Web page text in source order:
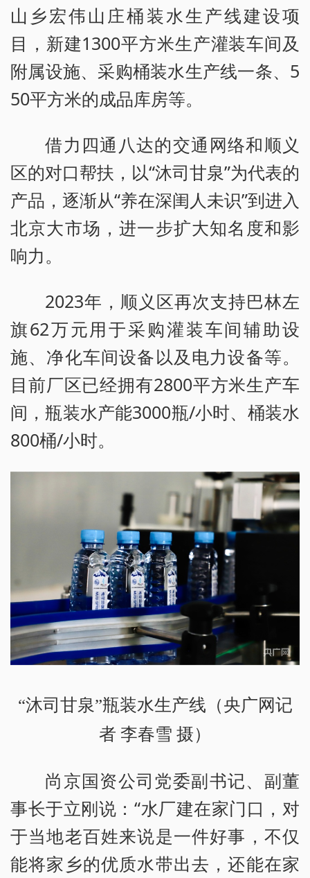
山乡宏伟山庄桶装水生产线建设项
目，新建1300平方米生产灌装车间及
附属设施、采购桶装水生产线一条、5
50平方米的成品库房等。
借力四通八达的交通网络和顺义
区的对口帮扶，以“沐司甘泉”为代表的
产品，逐渐从“养在深闺人未识”到进入
北京大市场，进一步扩大知名度和影
响力。
2023年，顺义区再次支持巴林左
旗62万元用于采购灌装车间辅助设
施、净化车间设备以及电力设备等。
目前厂区已经拥有2800平方米生产车
间，瓶装水产能3000瓶/小时、桶装水
800桶/小时。
“沐司甘泉”瓶装水生产线（央广网记
者 李春雪 摄）
尚京国资公司党委副书记、副董
事长于立刚说：“水厂建在家门口，对
于当地老百姓来说是一件好事，不仅
能将家乡的优质水带出去，还能在家